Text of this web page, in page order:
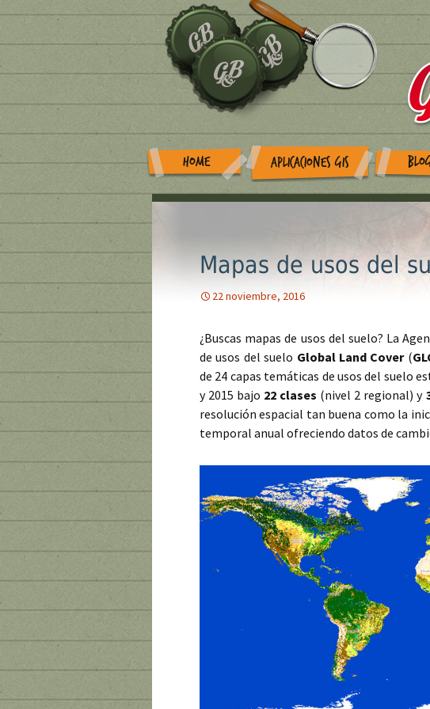
HOME APLICACIONES GIS
Mapas de usos del
22 noviembre, 2016
¿Buscas mapas de usos del suelo? La
de usos del suelo Global Land Cover (
de 24 capas temáticas de usos del suelo
y 2015 bajo 22 clases (nivel 2 regional) y
resolución espacial tan buena como la
temporal anual ofreciendo datos de